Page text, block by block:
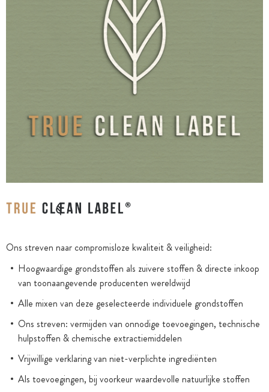
Ons streven naar compromisloze kwaliteit & veiligheid:
Hoogwaardige grondstoffen als zuivere stoffen & directe inkoop
van toonaangevende producenten wereldwijd
Alle mixen van deze geselecteerde individuele grondstoffen
Ons streven: vermijden van onnodige toevoegingen, technische
hulpstoffen & chemische extractiemiddelen
Vrijwillige verklaring van niet-verplichte ingrediënten
Als toevoegingen, bij voorkeur waardevolle natuurlijke stoffen